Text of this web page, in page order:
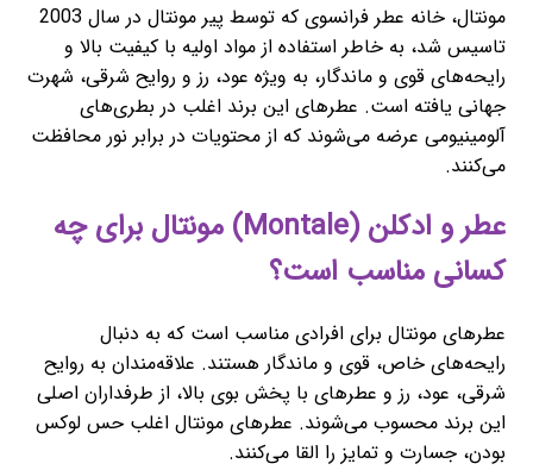
مونتال، خانه عطر فرانسوی که توسط پیر مونتال در سال 2003
تاسیس شد، به خاطر استفاده از مواد اولیه با کیفیت بالا و
رایحه‌های قوی و ماندگار، به ویژه عود، رز و روایح شرقی، شهرت
جهانی یافته است. عطرهای این برند اغلب در بطری‌های
آلومینیومی عرضه می‌شوند که از محتویات در برابر نور محافظت
می‌کنند.
عطر و ادکلن (Montale) مونتال برای چه
کسانی مناسب است؟
عطرهای مونتال برای افرادی مناسب است که به دنبال
رایحه‌های خاص، قوی و ماندگار هستند. علاقه‌مندان به روایح
شرقی، عود، رز و عطرهای با پخش بوی بالا، از طرفداران اصلی
این برند محسوب می‌شوند. عطرهای مونتال اغلب حس لوکس
بودن، جسارت و تمایز را القا می‌کنند.